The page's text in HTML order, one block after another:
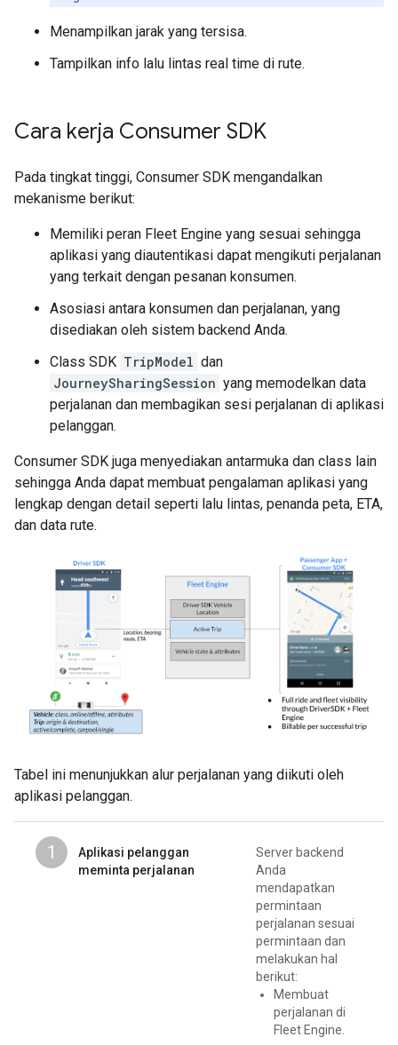
Menampilkan jarak yang tersisa.
Tampilkan info lalu lintas real time di rute.
Cara kerja Consumer SDK
Pada tingkat tinggi, Consumer SDK mengandalkan
mekanisme berikut:
Memiliki peran Fleet Engine yang sesuai sehingga
aplikasi yang diautentikasi dapat mengikuti perjalanan
yang terkait dengan pesanan konsumen.
Asosiasi antara konsumen dan perjalanan, yang
disediakan oleh sistem backend Anda.
Class SDK TripModel dan
JourneySharingSession yang memodelkan data
perjalanan dan membagikan sesi perjalanan di aplikasi
pelanggan.
Consumer SDK juga menyediakan antarmuka dan class lain
sehingga Anda dapat membuat pengalaman aplikasi yang
lengkap dengan detail seperti lalu lintas, penanda peta, ETA,
dan data rute.
Tabel ini menunjukkan alur perjalanan yang diikuti oleh
aplikasi pelanggan.
1
Aplikasi pelanggan
meminta perjalanan
Server backend
Anda
mendapatkan
permintaan
perjalanan sesuai
permintaan dan
melakukan hal
berikut:
Membuat
perjalanan di
Fleet Engine.